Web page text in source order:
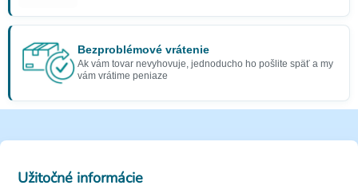
Bezproblémové vrátenie
Ak vám tovar nevyhovuje, jednoducho ho pošlite späť a my
vám vrátime peniaze
Užitočné informácie